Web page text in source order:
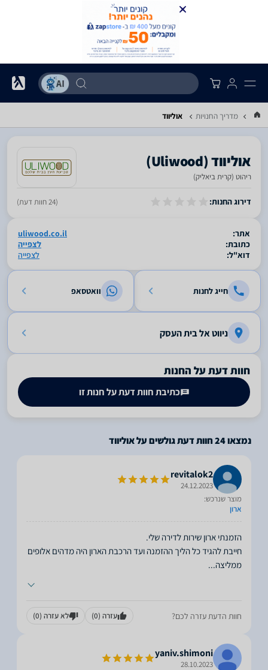
מדריך החנויות אוליווד
ריהוט (קרית ביאליק)
דירוג החנות: (24 חוות דעת)
אתר:
uliwood.co.il
כתובת:
לצפייה
דוא"ל:
לצפייה
חייג לחנות וואטסאפ
ניווט אל בית העסק
חוות דעת על החנות
כתיבת חוות דעת על חנות זו
סגור
נמצאו24חוות דעת גולשים על אוליווד
revitalok2
24.12.2023
מוצר שנרכש:
ארון
חייבת להגיד כל הליך ההזמנה ועד הרכבת הארון היה מדהים אלופים
ממליצה...
חוות הדעת עזרה לכם? עזרה (0) לא עזרה (0)
yaniv.shimoni
28.10.2023